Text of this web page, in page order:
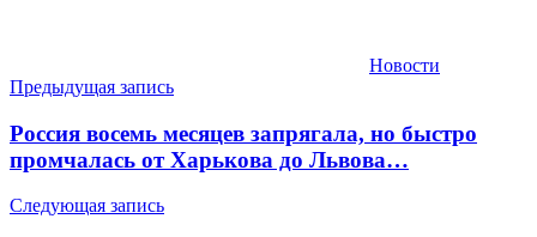
Новости
Навигация
по
записям
Предыдущая запись
Россия восемь месяцев запрягала, но быстро
промчалась от Харькова до Львова…
Следующая запись